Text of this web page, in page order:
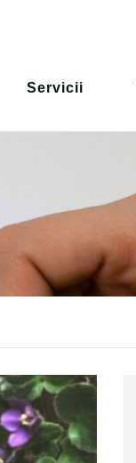
Servicii